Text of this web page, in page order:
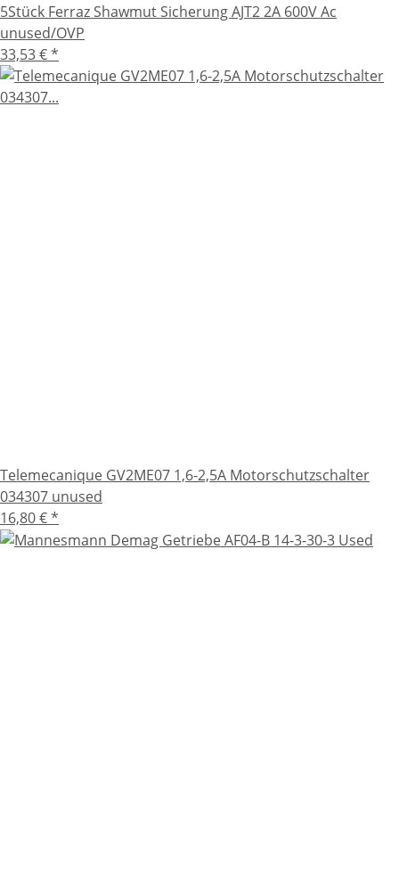
5Stück Ferraz Shawmut Sicherung AJT2 2A 600V Ac
unused/OVP
33,53 €*
Telemecanique GV2ME07 1,6-2,5A Motorschutzschalter
034307 unused
16,80 €*